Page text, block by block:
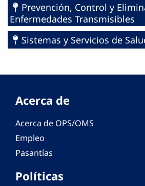
Prevención, Control y
Enfermedades Transmisibles
Sistemas y Servicios de
Acerca de
Acerca de OPS/OMS
Empleo
Pasantías
Políticas